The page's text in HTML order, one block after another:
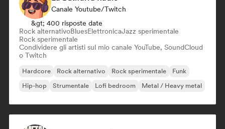
Canale Youtube/Twitch
&gt; 400 risposte date
Rock alternativoBluesElettronicaJazz sperimentale
Rock sperimentale
Condividere gli artisti sul mio canale YouTube, SoundCloud
o Twitch
Hardcore Rock alternativo Rock sperimentale
Funk
Hip-hop
Strumentale Lofi bedroom Metal / Heavy metal